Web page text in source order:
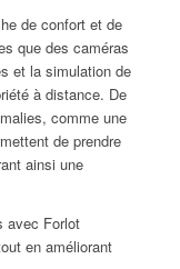
de confort et de
que des caméras
et la simulation de
à distance. De
comme une
de prendre
ainsi une
avec Forlot
en améliorant